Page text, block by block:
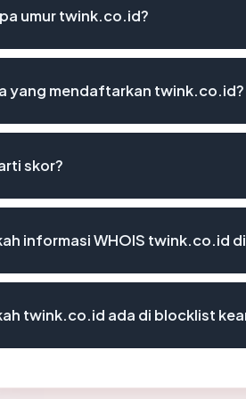
umur twink.co.id?
yang mendaftarkan twink.co.id?
skor?
informasi WHOIS twink.co.id
twink.co.id ada di blocklist